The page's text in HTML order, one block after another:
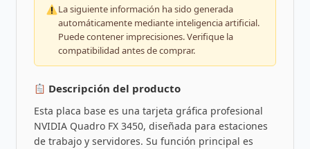
La siguiente información ha sido generada
automáticamente mediante inteligencia artificial.
Puede contener imprecisiones. Verifique la
compatibilidad antes de comprar.
Descripción del producto
Esta placa base es una tarjeta gráfica profesional
NVIDIA Quadro FX 3450, diseñada para estaciones
de trabajo y servidores. Su función principal es